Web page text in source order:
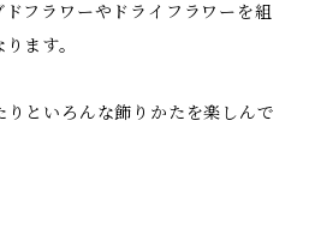
フラワーやドライフラワーを組
ます。
といろんな飾りかたを楽しんで